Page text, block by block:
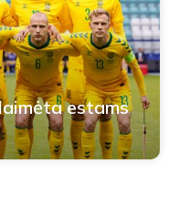
estams